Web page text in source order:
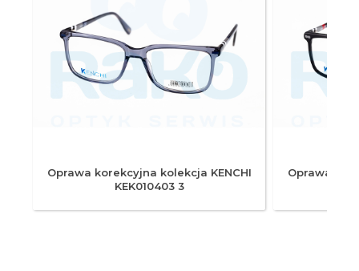
Oprawa korekcyjna kolekcja KENCHI
KEK010403 3
Oprawa